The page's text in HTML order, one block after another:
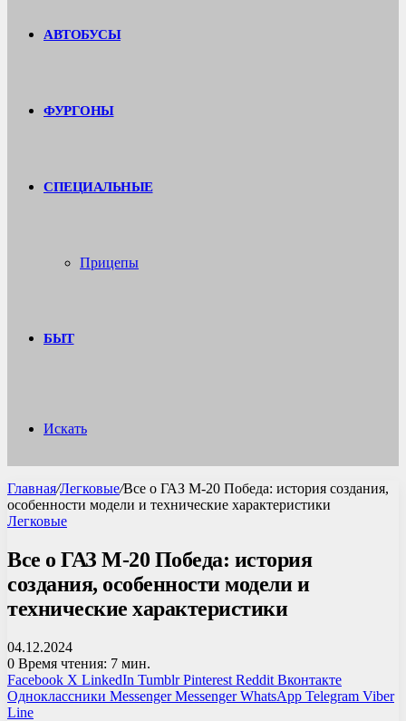
АВТОБУСЫ
ФУРГОНЫ
СПЕЦИАЛЬНЫЕ
Прицепы
БЫТ
Искать
Главная/Легковые/Все о ГАЗ М-20 Победа: история создания,
особенности модели и технические характеристики
Легковые
Все о ГАЗ М-20 Победа: история
создания, особенности модели и
технические характеристики
04.12.2024
0 Время чтения: 7 мин.
Facebook X LinkedIn Tumblr Pinterest Reddit Вконтакте
Одноклассники Messenger Messenger WhatsApp Telegram Viber
Line